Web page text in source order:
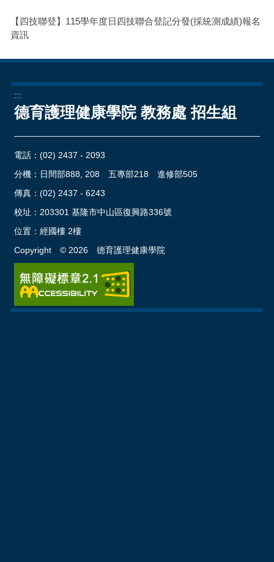
【四技聯登】115學年度日四技聯合登記分發(採統測成績)報名
資訊
:::
德育護理健康學院 教務處 招生組
電話： (02) 2437 - 2093
分機：日間部888, 208 五專部218 進修部505
傳真：(02) 2437 - 6243
校址： 203301 基隆市中山區復興路336號
位置： 經國樓 2樓
Copyright © 2026德育護理健康學院